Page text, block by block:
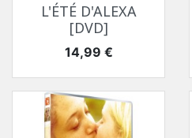
L'ÉTÉ D'ALEXA
[DVD]
Prix
14,99 €